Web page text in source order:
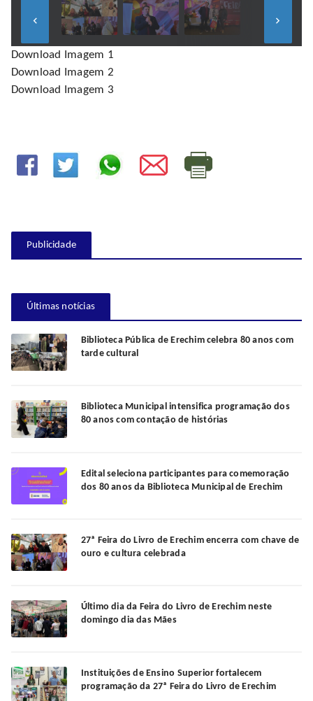
keyboard_arrow_left keyboard_arrow_right
Download Imagem 1
Download Imagem 2
Download Imagem 3
Publicidade
Últimas notícias
Biblioteca Pública de Erechim celebra 80 anos com
tarde cultural
Biblioteca Municipal intensifica programação dos
80 anos com contação de histórias
Edital seleciona participantes para comemoração
dos 80 anos da Biblioteca Municipal de Erechim
27ª Feira do Livro de Erechim encerra com chave de
ouro e cultura celebrada
Último dia da Feira do Livro de Erechim neste
domingo dia das Mães
Instituições de Ensino Superior fortalecem
programação da 27ª Feira do Livro de Erechim